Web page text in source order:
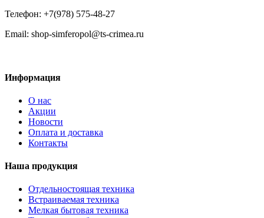
Телефон: +7(978) 575-48-27
Email: shop-simferopol@ts-crimea.ru
Информация
О нас
Акции
Новости
Оплата и доставка
Контакты
Наша продукция
Отдельностоящая техника
Встраиваемая техника
Мелкая бытовая техника